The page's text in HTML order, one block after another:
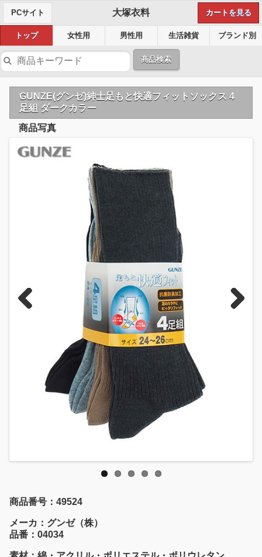
PCサイト 大塚衣料 カートを見る
トップ 女性用 男性用 生活雑貨 ブランド別
商品検索
GUNZE(グンゼ)紳士足もと快適フィットソックス 4
足組 ダークカラー
商品写真
商品番号：49524
メーカ：グンゼ（株）
品番：04034